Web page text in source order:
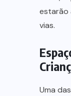
estarão
vias.
Uma